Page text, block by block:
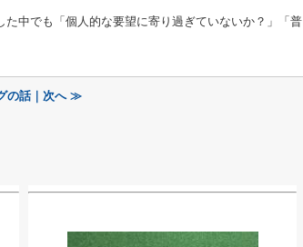
中でも「個人的な要望に寄り過ぎていないか？」「普
の話｜次へ ≫